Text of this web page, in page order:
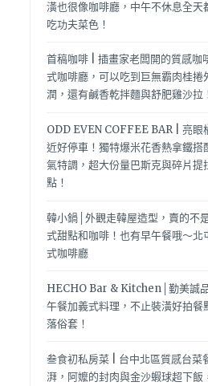
潢也很像咖啡廳，中午不休息全天
吃功夫菜色！
首稿咖啡 | 插畫家老闆開的質感咖
式咖啡廳，可以吃到巨無霸肉桂捲
潤，還有鹹香乾拌麵與舒肥雞沙拉
ODD EVEN COFFEE BAR | 亮眼
近好停車！獨特爆米花香熱拿鐵搭
氣特調，超大份量巴斯克與碎片提
點！
韓小鍋│外觀走韓屋造型，賣的不
式甜點和咖啡！也有早午餐哦～北
式咖啡廳
HECHO Bar & Kitchen│勤美誠
午餐加義式料理，不止裝潢好拍餐
落俗套！
叁食初私房菜 | 台中北區質感台菜
湃，阿嬤的封肉與金沙蝦球超下飯